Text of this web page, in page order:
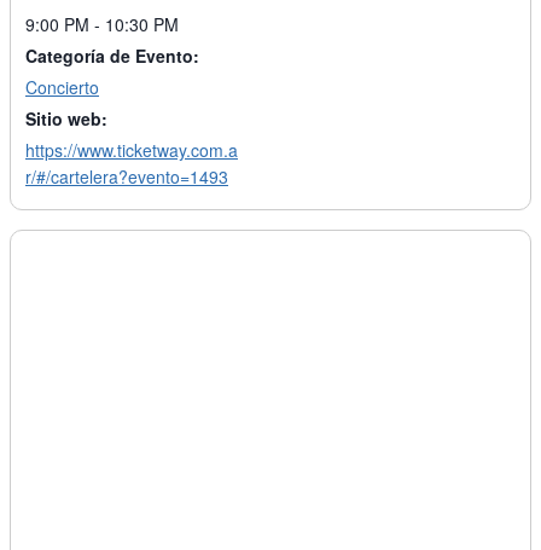
9:00 PM - 10:30 PM
Categoría de Evento:
Concierto
Sitio web:
https://www.ticketway.com.a
r/#/cartelera?evento=1493